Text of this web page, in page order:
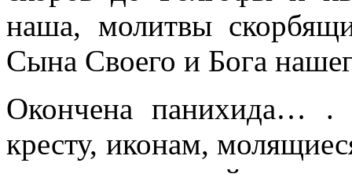
наша, молитвы
Сына Своего и Бога
Окончена панихида… .
кресту, иконам,